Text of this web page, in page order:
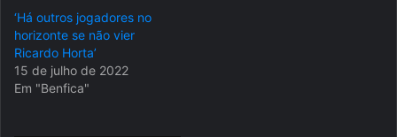
‘Há outros jogadores no
horizonte se não vier
Ricardo Horta’
15 de julho de 2022
Em "Benfica"